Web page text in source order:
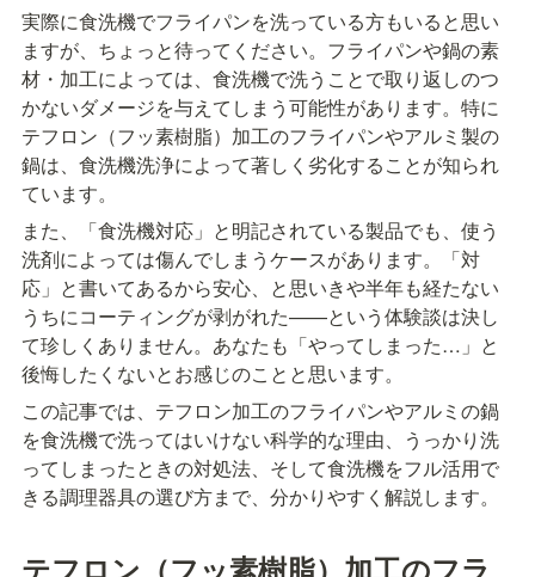
実際に食洗機でフライパンを洗っている方もいると思い
ますが、ちょっと待ってください。フライパンや鍋の素
材・加工によっては、食洗機で洗うことで取り返しのつ
かないダメージを与えてしまう可能性があります。特に
テフロン（フッ素樹脂）加工のフライパンやアルミ製の
鍋は、食洗機洗浄によって著しく劣化することが知られ
ています。
また、「食洗機対応」と明記されている製品でも、使う
洗剤によっては傷んでしまうケースがあります。「対
応」と書いてあるから安心、と思いきや半年も経たない
うちにコーティングが剥がれた——という体験談は決し
て珍しくありません。あなたも「やってしまった…」と
後悔したくないとお感じのことと思います。
この記事では、テフロン加工のフライパンやアルミの鍋
を食洗機で洗ってはいけない科学的な理由、うっかり洗
ってしまったときの対処法、そして食洗機をフル活用で
きる調理器具の選び方まで、分かりやすく解説します。
テフロン（フッ素樹脂）加工のフラ